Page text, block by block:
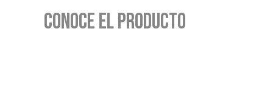
CONOCE EL PRODUCTO